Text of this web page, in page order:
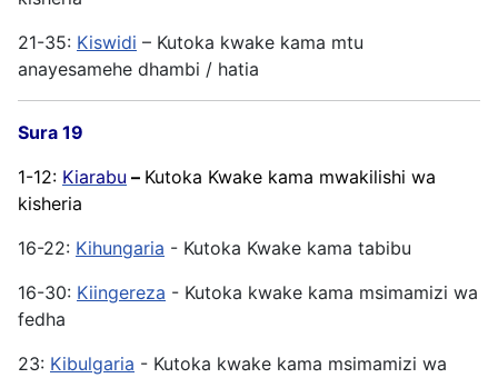
21-35: Kiswidi – Kutoka kwake kama mtu
anayesamehe dhambi / hatia
Sura 19
1-12: Kiarabu – Kutoka Kwake kama mwakilishi wa
kisheria
16-22: Kihungaria - Kutoka Kwake kama tabibu
16-30: Kiingereza - Kutoka kwake kama msimamizi wa
fedha
23: Kibulgaria - Kutoka kwake kama msimamizi wa